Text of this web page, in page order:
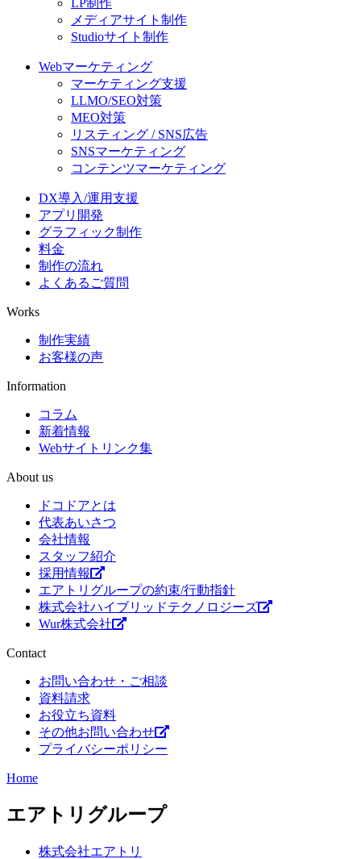
LP制作
メディアサイト制作
Studioサイト制作
Webマーケティング
マーケティング支援
LLMO/SEO対策
MEO対策
リスティング / SNS広告
SNSマーケティング
コンテンツマーケティング
DX導入/運用支援
アプリ開発
グラフィック制作
料金
制作の流れ
よくあるご質問
Works
制作実績
お客様の声
Information
コラム
新着情報
Webサイトリンク集
About us
ドコドアとは
代表あいさつ
会社情報
スタッフ紹介
採用情報
エアトリグループの約束/行動指針
株式会社ハイブリッドテクノロジーズ
Wur株式会社
Contact
お問い合わせ・ご相談
資料請求
お役立ち資料
その他お問い合わせ
プライバシーポリシー
Home
エアトリグループ
株式会社エアトリ